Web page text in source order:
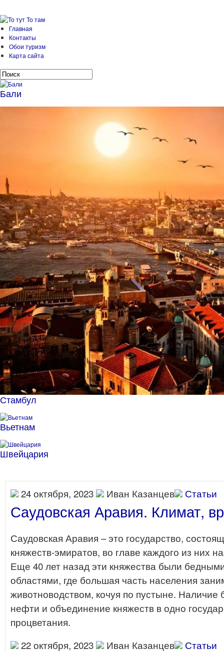
Главная
Контакты
Обои туризм
Карта сайта
Бали
Стамбул
Вьетнам
Швейцария
24 октября, 2023 Иван Казанцев Статьи
Саудовская Аравия. Климат,
Саудовская Аравия – это государство,
княжеств-эмиратов, во главе каждого из них
Еще 40 лет назад эти княжества были
областями, где большая часть населения
животноводством, кочуя по пустыне. Наличие
нефти и объединение княжеств в одно
процветания.
22 октября, 2023
Иван Казанцев Статьи